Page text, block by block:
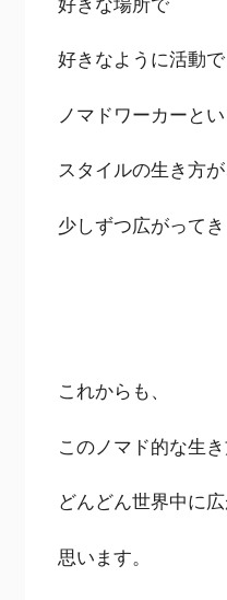
好きなように活動
ノマドワーカーとい
スタイルの生き方が
少しずつ広がってき
これからも、
このノマド的な生き
どんどん世界中に
思います。